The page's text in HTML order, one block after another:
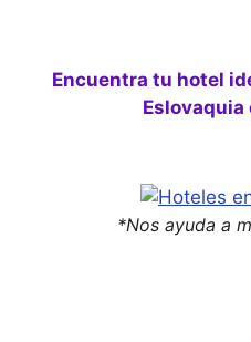
Encuentra tu hotel
Eslovaquia
*Nos ayuda a